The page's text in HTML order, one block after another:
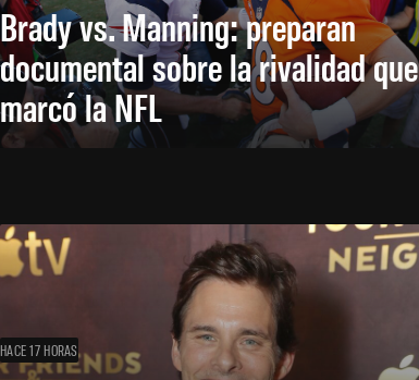
Brady vs. Manning: preparan
documental sobre la rivalidad que
marcó la NFL
HACE 17 HORAS